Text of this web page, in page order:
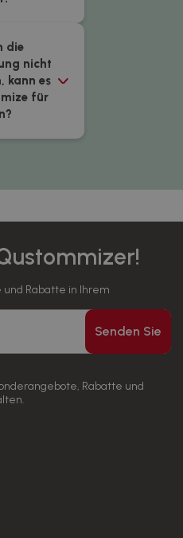
die
nicht
kann es
für
Rabatte in Ihrem
Senden Sie
Rabatte und